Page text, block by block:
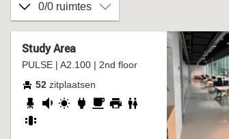
0/0 ruimtes
Study Area
PULSE | A2.100 | 2nd floor
52 zitplaatsen
verstelbare
stoel
redelijkdaglicht
stopcontact
coffeeprinter
wc
groepstafel